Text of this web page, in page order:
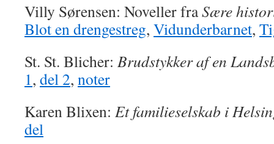
Villy Sørensen: Noveller fraSære
Blot en drengestreg, Vidunderbarnet,
St. St. Blicher: Brudstykker af en
1, del 2, noter
Karen Blixen: Et familieselskab i
del